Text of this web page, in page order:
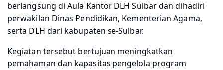
berlangsung di Aula Kantor DLH Sulbar dan dihadiri
perwakilan Dinas Pendidikan, Kementerian Agama,
serta DLH dari kabupaten se-Sulbar.
Kegiatan tersebut bertujuan meningkatkan
pemahaman dan kapasitas pengelola program